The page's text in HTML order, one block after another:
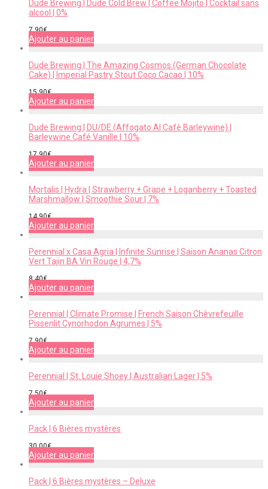
Dude Brewing | Dude Cold Brew | Coffee Mojito | Cocktail sans
alcool | 0%
7,90€
Ajouter au panier
Dude Brewing | The Amazing Cosmos (German Chocolate
Cake) | Imperial Pastry Stout Coco Cacao | 10%
15,90€
Ajouter au panier
Dude Brewing | DU/DE (Affogato Al Cafè Barleywine) |
Barleywine Café Vanille | 10%
17,90€
Ajouter au panier
Mortalis | Hydra | Strawberry + Grape + Loganberry + Toasted
Marshmallow | Smoothie Sour | 7%
14,90€
Ajouter au panier
Perennial x Casa Agria | Infinite Sunrise | Saison Ananas Citron
Vert Tajin BA Vin Rouge | 4,7%
8,40€
Ajouter au panier
Perennial | Climate Promise | French Saison Chèvrefeuille
Pissenlit Cynorhodon Agrumes | 5%
7,90€
Ajouter au panier
Perennial | St. Louie Shoey | Australian Lager | 5%
7,50€
Ajouter au panier
Pack | 6 Bières mystères
30,00€
Ajouter au panier
Pack | 6 Bières mystères – Deluxe